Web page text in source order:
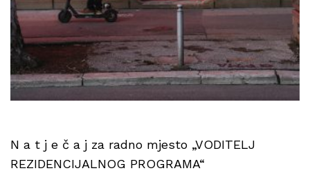
N a t j e č a j za radno mjesto „VODITELJ
REZIDENCIJALNOG PROGRAMA“